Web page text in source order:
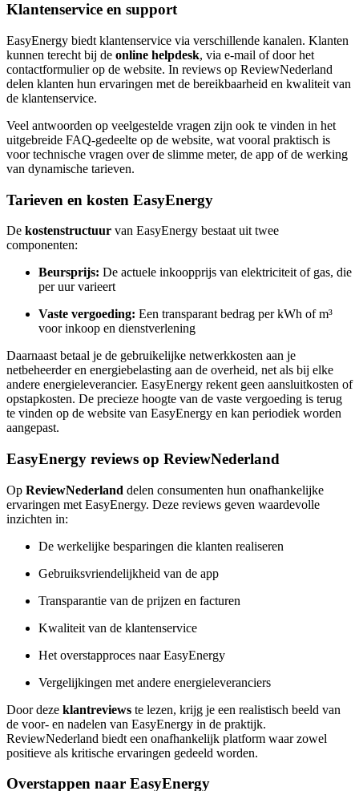
Klantenservice en support
EasyEnergy biedt klantenservice via verschillende kanalen. Klanten
kunnen terecht bij de online helpdesk, via e-mail of door het
contactformulier op de website. In reviews op ReviewNederland
delen klanten hun ervaringen met de bereikbaarheid en kwaliteit van
de klantenservice.
Veel antwoorden op veelgestelde vragen zijn ook te vinden in het
uitgebreide FAQ-gedeelte op de website, wat vooral praktisch is
voor technische vragen over de slimme meter, de app of de werking
van dynamische tarieven.
Tarieven en kosten EasyEnergy
De kostenstructuur van EasyEnergy bestaat uit twee
componenten:
Beursprijs: De actuele inkoopprijs van elektriciteit of gas, die
per uur varieert
Vaste vergoeding: Een transparant bedrag per kWh of m³
voor inkoop en dienstverlening
Daarnaast betaal je de gebruikelijke netwerkkosten aan je
netbeheerder en energiebelasting aan de overheid, net als bij elke
andere energieleverancier. EasyEnergy rekent geen aansluitkosten of
opstapkosten. De precieze hoogte van de vaste vergoeding is terug
te vinden op de website van EasyEnergy en kan periodiek worden
aangepast.
EasyEnergy reviews op ReviewNederland
Op ReviewNederland delen consumenten hun onafhankelijke
ervaringen met EasyEnergy. Deze reviews geven waardevolle
inzichten in:
De werkelijke besparingen die klanten realiseren
Gebruiksvriendelijkheid van de app
Transparantie van de prijzen en facturen
Kwaliteit van de klantenservice
Het overstapproces naar EasyEnergy
Vergelijkingen met andere energieleveranciers
Door deze klantreviews te lezen, krijg je een realistisch beeld van
de voor- en nadelen van EasyEnergy in de praktijk.
ReviewNederland biedt een onafhankelijk platform waar zowel
positieve als kritische ervaringen gedeeld worden.
Overstappen naar EasyEnergy